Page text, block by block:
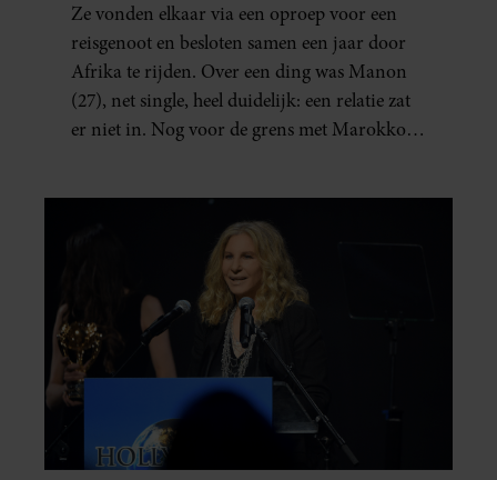
NOG: DIT WORDT NIETS!’
Ze vonden elkaar via een oproep voor een
reisgenoot en besloten samen een jaar door
Afrika te rijden. Over een ding was Manon
(27), net single, heel duidelijk: een relatie zat
er niet in. Nog voor de grens met Marokko
drie jaar. “Ik had zo stellig gezegd: dit wordt